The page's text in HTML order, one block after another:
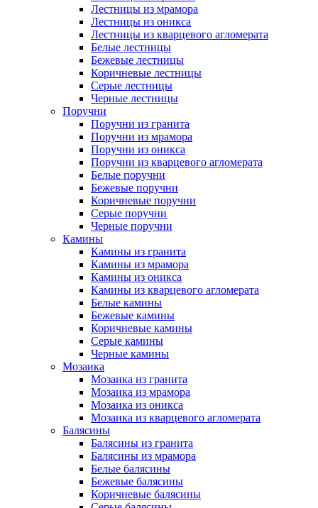
Лестницы из мрамора
Лестницы из оникса
Лестницы из кварцевого агломерата
Белые лестницы
Бежевые лестницы
Коричневые лестницы
Серые лестницы
Черные лестницы
Поручни
Поручни из гранита
Поручни из мрамора
Поручни из оникса
Поручни из кварцевого агломерата
Белые поручни
Бежевые поручни
Коричневые поручни
Серые поручни
Черные поручни
Камины
Камины из гранита
Камины из мрамора
Камины из оникса
Камины из кварцевого агломерата
Белые камины
Бежевые камины
Коричневые камины
Серые камины
Черные камины
Мозаика
Мозаика из гранита
Мозаика из мрамора
Мозаика из оникса
Мозаика из кварцевого агломерата
Балясины
Балясины из гранита
Балясины из мрамора
Белые балясины
Бежевые балясины
Коричневые балясины